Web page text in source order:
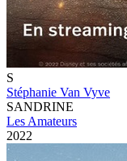
S
Stéphanie Van Vyve
SANDRINE
Les Amateurs
2022